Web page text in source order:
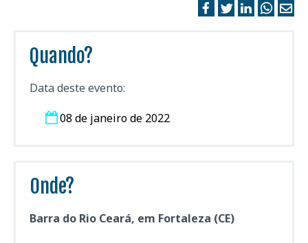
Quando?
Data deste evento:
08 de janeiro de 2022
Onde?
Barra do Rio Ceará, em Fortaleza (CE)